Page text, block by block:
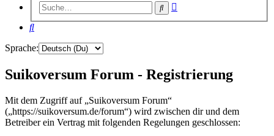
Suche
Suche
Sprache:
Suikoversum Forum - Registrierung
Mit dem Zugriff auf „Suikoversum Forum“
(„https://suikoversum.de/forum“) wird zwischen dir und dem
Betreiber ein Vertrag mit folgenden Regelungen geschlossen: